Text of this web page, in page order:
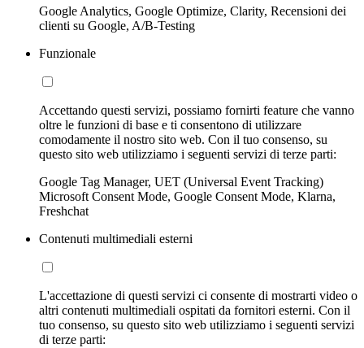
Google Analytics, Google Optimize, Clarity, Recensioni dei
clienti su Google, A/B-Testing
Funzionale
Accettando questi servizi, possiamo fornirti feature che vanno
oltre le funzioni di base e ti consentono di utilizzare
comodamente il nostro sito web. Con il tuo consenso, su
questo sito web utilizziamo i seguenti servizi di terze parti:
Google Tag Manager, UET (Universal Event Tracking)
Microsoft Consent Mode, Google Consent Mode, Klarna,
Freshchat
Contenuti multimediali esterni
L'accettazione di questi servizi ci consente di mostrarti video o
altri contenuti multimediali ospitati da fornitori esterni. Con il
tuo consenso, su questo sito web utilizziamo i seguenti servizi
di terze parti: